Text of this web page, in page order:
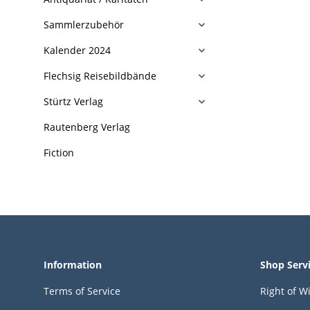
Sammlerzubehör
Kalender 2024
Flechsig Reisebildbände
Stürtz Verlag
Rautenberg Verlag
Fiction
Information
Terms of Service
Shop
Right of